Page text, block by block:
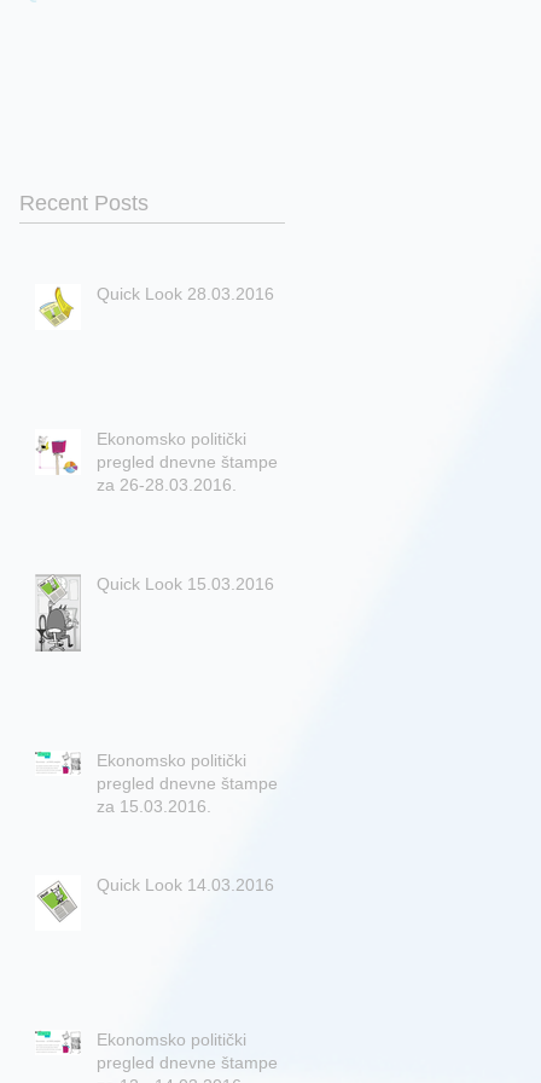
Recent Posts
Quick Look 28.03.2016
Ekonomsko politički
pregled dnevne štampe
za 26-28.03.2016.
Quick Look 15.03.2016
Ekonomsko politički
pregled dnevne štampe
za 15.03.2016.
Quick Look 14.03.2016
Ekonomsko politički
pregled dnevne štampe